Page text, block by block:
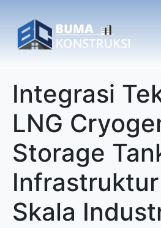
Integrasi
LNG
Storage
Skala